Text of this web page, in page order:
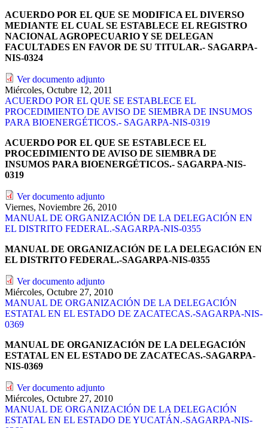
ACUERDO POR EL QUE SE MODIFICA EL DIVERSO
MEDIANTE EL CUAL SE ESTABLECE EL REGISTRO
NACIONAL AGROPECUARIO Y SE DELEGAN
FACULTADES EN FAVOR DE SU TITULAR.- SAGARPA-
NIS-0324
Ver documento adjunto
Miércoles, Octubre 12, 2011
ACUERDO POR EL QUE SE ESTABLECE EL
PROCEDIMIENTO DE AVISO DE SIEMBRA DE INSUMOS
PARA BIOENERGÉTICOS.- SAGARPA-NIS-0319
ACUERDO POR EL QUE SE ESTABLECE EL
PROCEDIMIENTO DE AVISO DE SIEMBRA DE
INSUMOS PARA BIOENERGÉTICOS.- SAGARPA-NIS-
0319
Ver documento adjunto
Viernes, Noviembre 26, 2010
MANUAL DE ORGANIZACIÓN DE LA DELEGACIÓN EN
EL DISTRITO FEDERAL.-SAGARPA-NIS-0355
MANUAL DE ORGANIZACIÓN DE LA DELEGACIÓN EN
EL DISTRITO FEDERAL.-SAGARPA-NIS-0355
Ver documento adjunto
Miércoles, Octubre 27, 2010
MANUAL DE ORGANIZACIÓN DE LA DELEGACIÓN
ESTATAL EN EL ESTADO DE ZACATECAS.-SAGARPA-NIS-
0369
MANUAL DE ORGANIZACIÓN DE LA DELEGACIÓN
ESTATAL EN EL ESTADO DE ZACATECAS.-SAGARPA-
NIS-0369
Ver documento adjunto
Miércoles, Octubre 27, 2010
MANUAL DE ORGANIZACIÓN DE LA DELEGACIÓN
ESTATAL EN EL ESTADO DE YUCATÁN.-SAGARPA-NIS-